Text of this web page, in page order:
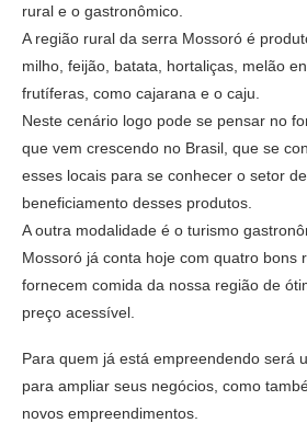
rural e o gastronômico.
A região rural da serra Mossoró é
milho, feijão, batata, hortaliças, melão
frutíferas, como cajarana e o caju.
Neste cenário logo pode se pensar no
que vem crescendo no Brasil, que se
esses locais para se conhecer o setor
beneficiamento desses produtos.
A outra modalidade é o turismo
Mossoró já conta hoje com quatro bons
fornecem comida da nossa região de
preço acessível.
Para quem já está empreendendo será
para ampliar seus negócios, como
novos empreendimentos.